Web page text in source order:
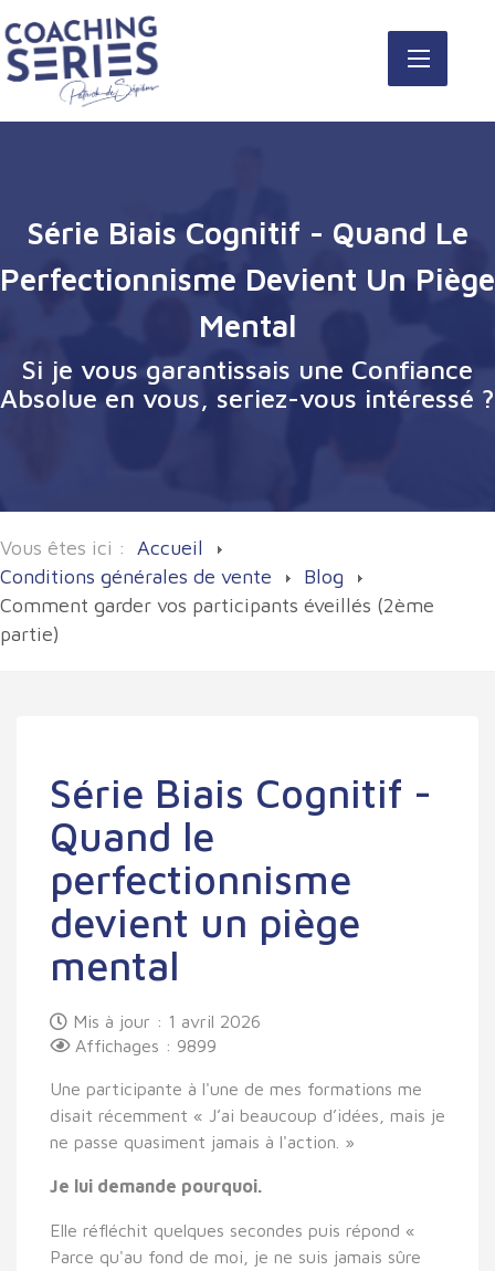
Série Biais Cognitif - Quand Le
Perfectionnisme Devient Un Piège
Mental
Si je vous garantissais une Confiance
Absolue en vous, seriez-vous intéressé ?
Vous êtes ici : Accueil
Conditions générales de vente
Blog
Comment garder vos participants éveillés (2ème
partie)
Série Biais Cognitif -
Quand le
perfectionnisme
devient un piège
mental
Mis à jour : 1 avril 2026
Affichages : 9899
Une participante à l'une de mes formations me
disait récemment « J’ai beaucoup d’idées, mais je
ne passe quasiment jamais à l'action. »
Je lui demande pourquoi.
Elle réfléchit quelques secondes puis répond «
Parce qu'au fond de moi, je ne suis jamais sûre